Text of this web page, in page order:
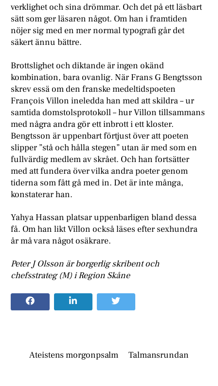
verklighet och sina drömmar. Och det på ett läsbart
sätt som ger läsaren något. Om han i framtiden
nöjer sig med en mer normal typografi går det
säkert ännu bättre.
Brottslighet och diktande är ingen okänd
kombination, bara ovanlig. När Frans G Bengtsson
skrev essä om den franske medeltidspoeten
François Villon ineledda han med att skildra – ur
samtida domstolsprotokoll – hur Villon tillsammans
med några andra gör ett inbrott i ett kloster.
Bengtsson är uppenbart förtjust över att poeten
slipper ”stå och hålla stegen” utan är med som en
fullvärdig medlem av skrået. Och han fortsätter
med att fundera över vilka andra poeter genom
tiderna som fått gå med in. Det är inte många,
konstaterar han.
Yahya Hassan platsar uppenbarligen bland dessa
få. Om han likt Villon också läses efter sexhundra
år må vara något osäkrare.
Peter J Olsson är borgerlig skribent och
chefsstrateg (M) i Region Skåne
Ateistens morgonpsalm Talmansrundan